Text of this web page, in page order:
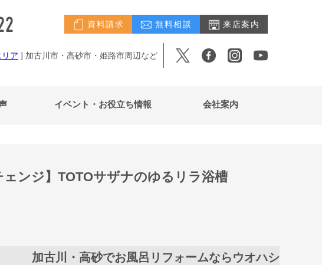
資料請求 無料相談 来店案内
ア ] 加古川市・高砂市・姫路市周辺など
イベント・お役立ち情報 会社案内
ンジ】TOTOサザナのゆるリラ浴槽
加古川・高砂でお風呂リフォームならウオハシ